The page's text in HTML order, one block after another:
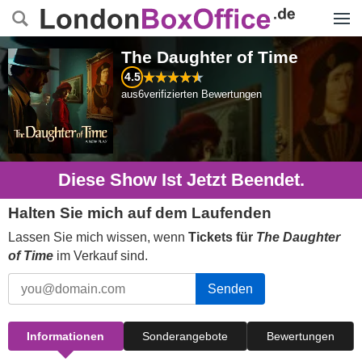
The Daughter of Time
4.5
aus6verifizierten Bewertungen
Diese Show Ist Jetzt Beendet.
Halten Sie mich auf dem Laufenden
Lassen Sie mich wissen, wenn Tickets für The Daughter
of Time im Verkauf sind.
Senden
Informationen Sonderangebote Bewertungen